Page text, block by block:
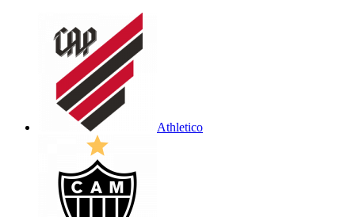
Athletico